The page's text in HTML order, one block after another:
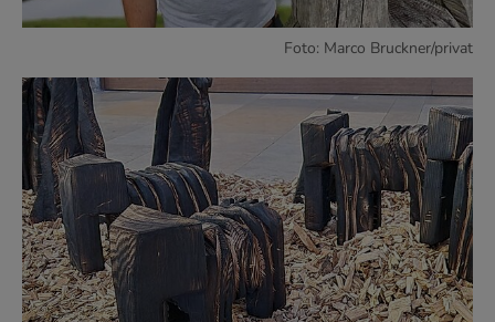
Foto: Marco Bruckner/privat